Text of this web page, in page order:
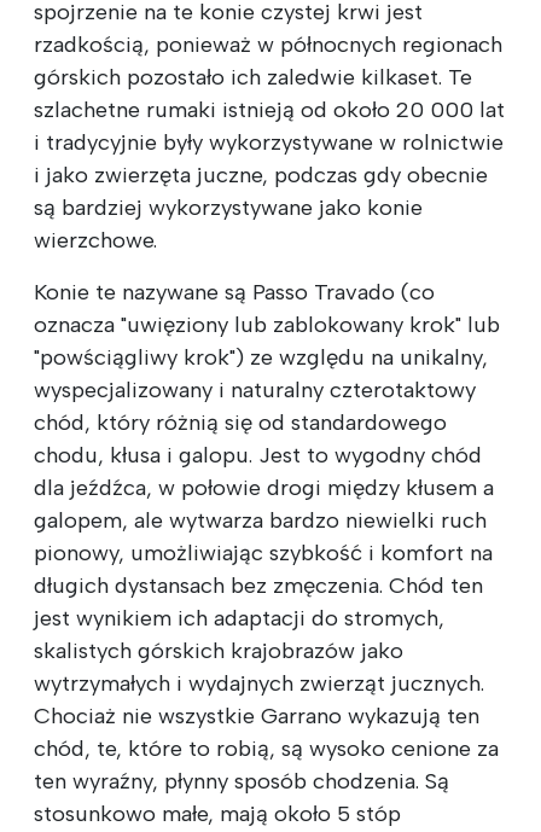
spojrzenie na te konie czystej krwi jest
rzadkością, ponieważ w północnych regionach
górskich pozostało ich zaledwie kilkaset. Te
szlachetne rumaki istnieją od około 20 000 lat
i tradycyjnie były wykorzystywane w rolnictwie
i jako zwierzęta juczne, podczas gdy obecnie
są bardziej wykorzystywane jako konie
wierzchowe.
Konie te nazywane są Passo Travado (co
oznacza "uwięziony lub zablokowany krok" lub
"powściągliwy krok") ze względu na unikalny,
wyspecjalizowany i naturalny czterotaktowy
chód, który różnią się od standardowego
chodu, kłusa i galopu. Jest to wygodny chód
dla jeźdźca, w połowie drogi między kłusem a
galopem, ale wytwarza bardzo niewielki ruch
pionowy, umożliwiając szybkość i komfort na
długich dystansach bez zmęczenia. Chód ten
jest wynikiem ich adaptacji do stromych,
skalistych górskich krajobrazów jako
wytrzymałych i wydajnych zwierząt jucznych.
Chociaż nie wszystkie Garrano wykazują ten
chód, te, które to robią, są wysoko cenione za
ten wyraźny, płynny sposób chodzenia. Są
stosunkowo małe, mają około 5 stóp